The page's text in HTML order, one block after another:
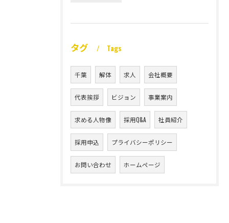
タグ Tags
千葉 解体 求人 会社概要
代表挨拶 ビジョン 事業案内
求める人物像 採用Q&A 社員紹介
採用申込 プライバシーポリシー
お問い合わせ ホームページ